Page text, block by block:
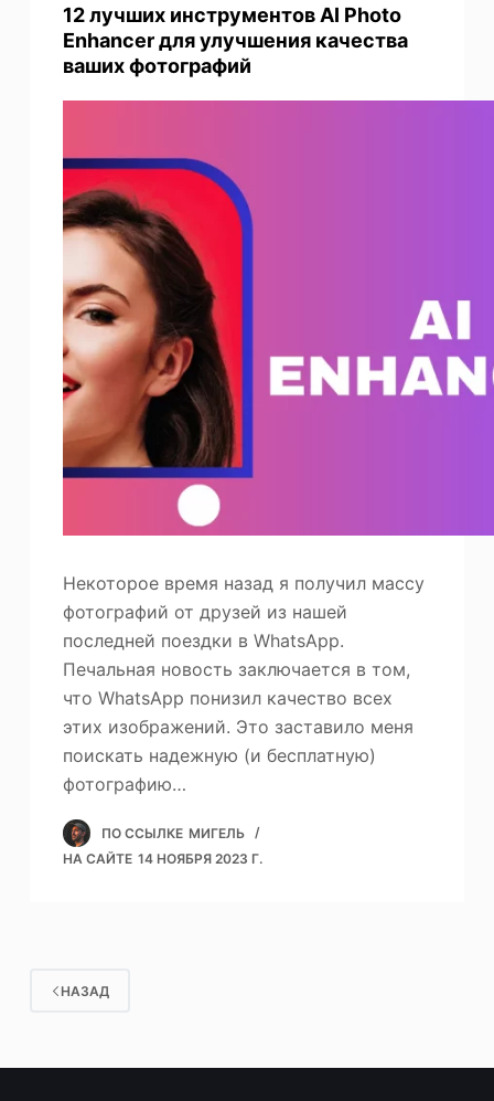
12 лучших инструментов AI Photo
Enhancer для улучшения качества
ваших фотографий
Некоторое время назад я получил массу
фотографий от друзей из нашей
последней поездки в WhatsApp.
Печальная новость заключается в том,
что WhatsApp понизил качество всех
этих изображений. Это заставило меня
поискать надежную (и бесплатную)
фотографию…
ПО ССЫЛКЕ МИГЕЛЬ
НА САЙТЕ 14 НОЯБРЯ 2023 Г.
НАЗАД